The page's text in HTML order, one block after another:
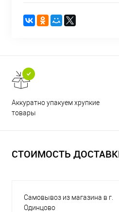
Аккуратно упакуем хрупкие
товары
СТОИМОСТЬ
Самовывоз из магазина в г.
Одинцово